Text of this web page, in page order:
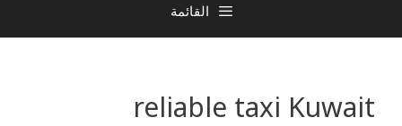
القائمة
reliable taxi Kuwait